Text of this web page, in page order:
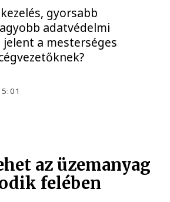
gyorsabb
adatvédelmi
a mesterséges
az üzemanyag
felében